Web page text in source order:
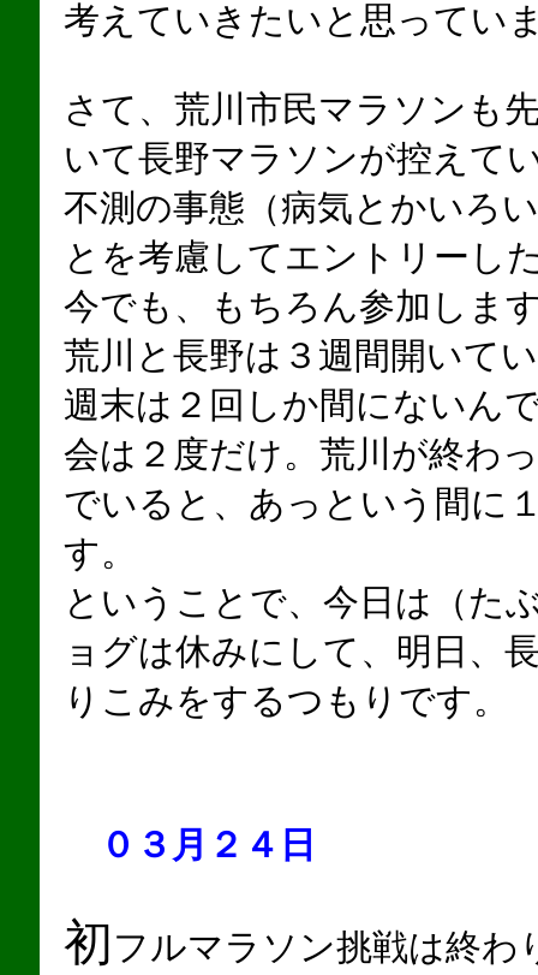
考えていきたいと思ってい
さて、荒川市民マラソンも
いて長野マラソンが控えて
不測の事態（病気とかいろ
とを考慮してエントリーし
今でも、もちろん参加しま
荒川と長野は３週間開いて
週末は２回しか間にないん
会は２度だけ。荒川が終わ
でいると、あっという間に
す。
ということで、今日は（た
ョグは休みにして、明日、
りこみをするつもりです。
０３月２４日
初フルマラソン挑戦は終わ